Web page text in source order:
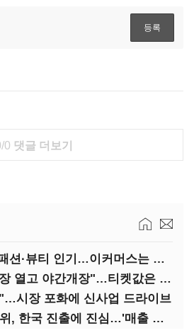
0 댓글 더보기
날로 높아지는 K-패션·뷰티 인기…이커머스는 역직구 키운다
레고랜드 "물놀이장 열고 야간개장"…티켓값은 동결
시장 포화에 신사업 드라이브
(영상)세계 면세 1위, 한국 진출에 진심…'매출 증빙' 물어봤다